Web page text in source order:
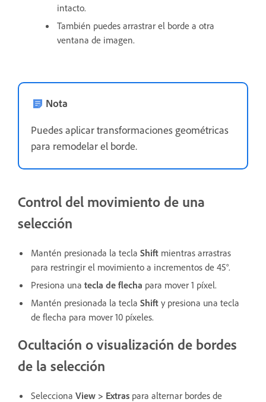
intacto.
También puedes arrastrar el borde a otra
ventana de imagen.
Nota
Puedes aplicar transformaciones geométricas
para remodelar el borde.
Control del movimiento de una
selección
Mantén presionada la tecla Shift mientras arrastras
para restringir el movimiento a incrementos de 45°.
Presiona una tecla de flecha para mover 1 píxel.
Mantén presionada la tecla Shift y presiona una tecla
de flecha para mover 10 píxeles.
Ocultación o visualización de bordes
de la selección
Selecciona View > Extras para alternar bordes de